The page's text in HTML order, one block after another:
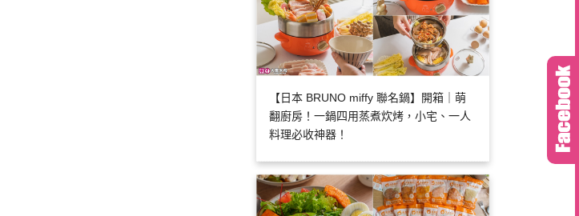
【日本 BRUNO miffy 聯名鍋】開箱｜萌
翻廚房！一鍋四用蒸煮炊烤，小宅、一人
料理必收神器！